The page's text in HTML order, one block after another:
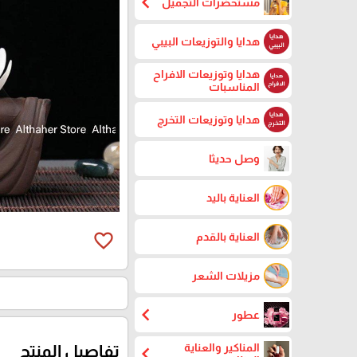
هدايا والتوزيعات البيبي
هدايا وتوزيعات الافراح
المناسبات
هدايا وتوزيعات التخرج
وصل حديثا
العناية باليد
العناية بالقدم
مزيلات الشعر
عطور chevron_left
المناكير والعناية
favorite_border
تفاصيل المنتج